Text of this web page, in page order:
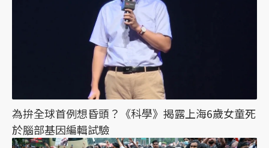
為拚全球首例想昏頭？《科學》揭露上海6歲女童死
於腦部基因編輯試驗